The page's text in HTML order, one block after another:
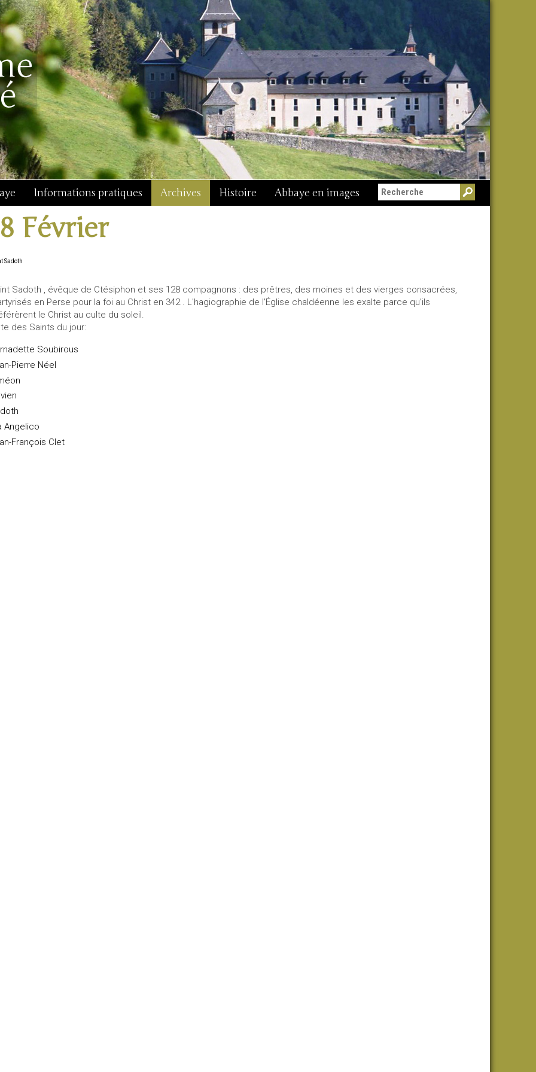
Informations pratiques Archives Histoire Abbaye en images
Février
Sadoth
Sadoth , évêque de Ctésiphon et ses 128 compagnons : des prêtres, des moines et des vierges consacrées,
en Perse pour la foi au Christ en 342 . L'hagiographie de l'Église chaldéenne les exalte parce qu'ils
le Christ au culte du soleil.
des Saints du jour:
Soubirous
Pierre Néel
Angelico
François Clet